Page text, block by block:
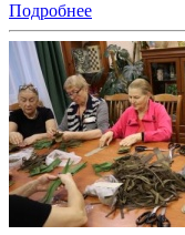
Подробнее